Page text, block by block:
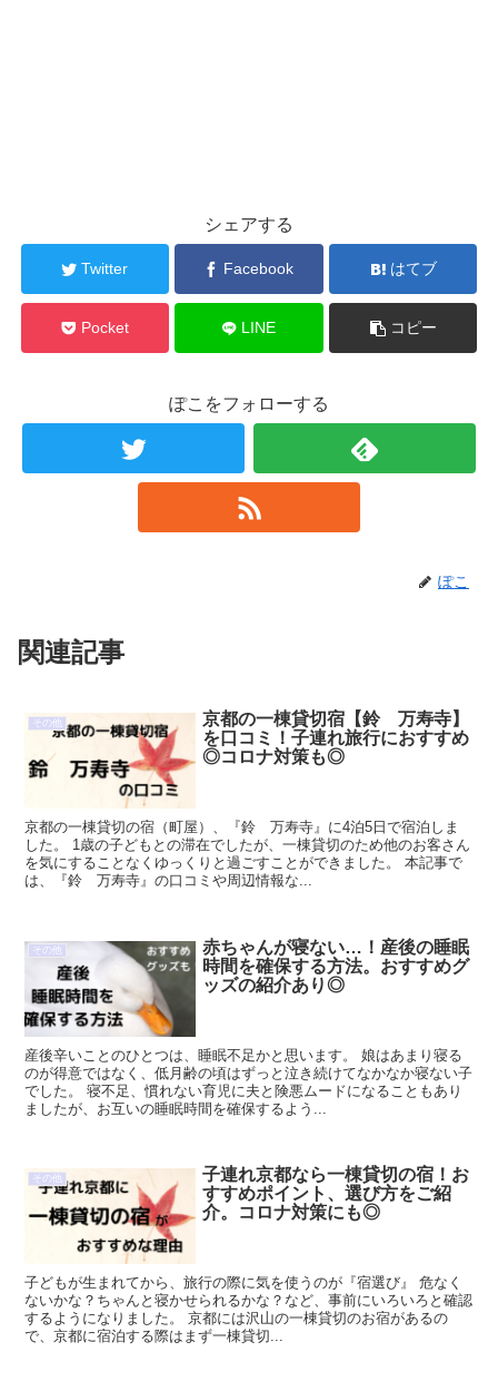
シェアする
Twitter Facebook はてブ
Pocket LINE コピー
ぽこをフォローする
ぽこ
関連記事
その他
京都の一棟貸切宿【鈴 万寿寺】
を口コミ！子連れ旅行におすすめ
◎コロナ対策も◎
京都の一棟貸切の宿（町屋）、『鈴 万寿寺』に4泊5日で宿泊しま
した。 1歳の子どもとの滞在でしたが、一棟貸切のため他のお客さん
を気にすることなくゆっくりと過ごすことができました。 本記事で
は、『鈴 万寿寺』の口コミや周辺情報な...
その他
赤ちゃんが寝ない…！産後の睡眠
時間を確保する方法。おすすめグ
ッズの紹介あり◎
産後辛いことのひとつは、睡眠不足かと思います。 娘はあまり寝る
のが得意ではなく、低月齢の頃はずっと泣き続けてなかなか寝ない子
でした。 寝不足、慣れない育児に夫と険悪ムードになることもあり
ましたが、お互いの睡眠時間を確保するよう...
その他
子連れ京都なら一棟貸切の宿！お
すすめポイント、選び方をご紹
介。コロナ対策にも◎
子どもが生まれてから、旅行の際に気を使うのが『宿選び』 危なく
ないかな？ちゃんと寝かせられるかな？など、事前にいろいろと確認
するようになりました。 京都には沢山の一棟貸切のお宿があるの
で、京都に宿泊する際はまず一棟貸切...